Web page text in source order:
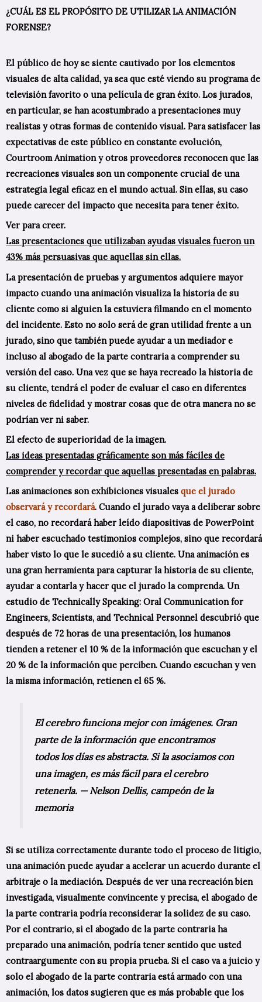
¿CUÁL ES EL PROPÓSITO DE UTILIZAR LA ANIMACIÓN
FORENSE?
El público de hoy se siente cautivado por los elementos
visuales de alta calidad, ya sea que esté viendo su programa de
televisión favorito o una película de gran éxito. Los jurados,
en particular, se han acostumbrado a presentaciones muy
realistas y otras formas de contenido visual. Para satisfacer las
expectativas de este público en constante evolución,
Courtroom Animation y otros proveedores reconocen que las
recreaciones visuales son un componente crucial de una
estrategia legal eficaz en el mundo actual. Sin ellas, su caso
puede carecer del impacto que necesita para tener éxito.
Ver para creer.
Las presentaciones que utilizaban ayudas visuales fueron un
43% más persuasivas que aquellas sin ellas.
La presentación de pruebas y argumentos adquiere mayor
impacto cuando una animación visualiza la historia de su
cliente como si alguien la estuviera filmando en el momento
del incidente. Esto no solo será de gran utilidad frente a un
jurado, sino que también puede ayudar a un mediador e
incluso al abogado de la parte contraria a comprender su
versión del caso. Una vez que se haya recreado la historia de
su cliente, tendrá el poder de evaluar el caso en diferentes
niveles de fidelidad y mostrar cosas que de otra manera no se
podrían ver ni saber.
El efecto de superioridad de la imagen.
Las ideas presentadas gráficamente son más fáciles de
comprender y recordar que aquellas presentadas en palabras.
Las animaciones son exhibiciones visuales que el jurado
observará y recordará. Cuando el jurado vaya a deliberar sobre
el caso, no recordará haber leído diapositivas de PowerPoint
ni haber escuchado testimonios complejos, sino que recordará
haber visto lo que le sucedió a su cliente. Una animación es
una gran herramienta para capturar la historia de su cliente,
ayudar a contarla y hacer que el jurado la comprenda. Un
estudio de Technically Speaking: Oral Communication for
Engineers, Scientists, and Technical Personnel descubrió que
después de 72 horas de una presentación, los humanos
tienden a retener el 10 % de la información que escuchan y el
20 % de la información que perciben. Cuando escuchan y ven
la misma información, retienen el 65 %.
El cerebro funciona mejor con imágenes. Gran
parte de la información que encontramos
todos los días es abstracta. Si la asociamos con
una imagen, es más fácil para el cerebro
retenerla. — Nelson Dellis, campeón de la
memoria
Si se utiliza correctamente durante todo el proceso de litigio,
una animación puede ayudar a acelerar un acuerdo durante el
arbitraje o la mediación. Después de ver una recreación bien
investigada, visualmente convincente y precisa, el abogado de
la parte contraria podría reconsiderar la solidez de su caso.
Por el contrario, si el abogado de la parte contraria ha
preparado una animación, podría tener sentido que usted
contraargumente con su propia prueba. Si el caso va a juicio y
solo el abogado de la parte contraria está armado con una
animación, los datos sugieren que es más probable que los